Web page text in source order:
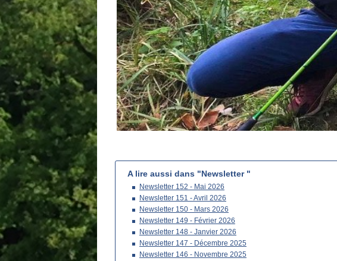
A lire aussi dans "Newsletter "
Newsletter 152 - Mai 2026
Newsletter 151 - Avril 2026
Newsletter 150 - Mars 2026
Newsletter 149 - Février 2026
Newsletter 148 - Janvier 2026
Newsletter 147 - Décembre 2025
Newsletter 146 - Novembre 2025